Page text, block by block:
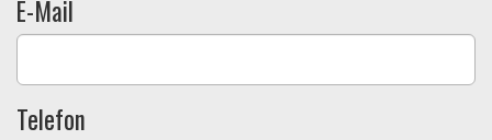
E-Mail
Telefon